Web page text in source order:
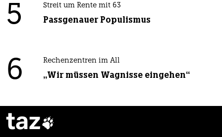
5 Streit um Rente mit 63
Passgenauer Populismus
6 Rechenzentren im All
„Wir müssen Wagnisse eingehen“
taz